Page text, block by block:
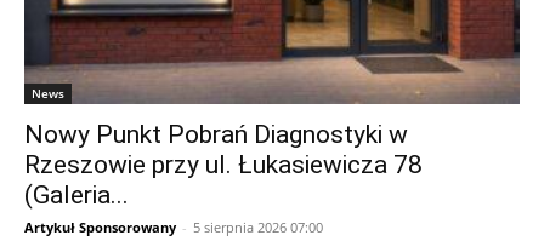
News
Nowy Punkt Pobrań Diagnostyki w
Rzeszowie przy ul. Łukasiewicza 78
(Galeria...
Artykuł Sponsorowany - 5 sierpnia 2026 07:00